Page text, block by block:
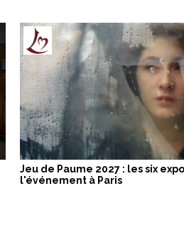
Jeu de Paume 2027 : les six
l'événement à Paris